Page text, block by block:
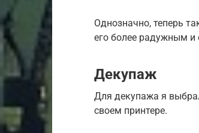
Однозначно, теперь
его более радужным
Декупаж
Для декупажа я
своем принтере.